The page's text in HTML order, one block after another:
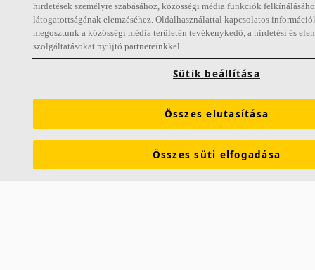
Hivatkozások
Inspiráció és tudásanyag
Funkcionális igények Színek és felületek E-eszközök
Jogi információk Brosúrák letöltése
hirdetések személyre szabásához, közösségi média funkciók
látogatottságának elemzéséhez. Oldalhasználattal kapcsolatos
megosztunk a közösségi média területén tevékenykedő, a hirdetési és
szolgáltatásokat nyújtó partnereinkkel.
Sütik beállítása
Összes elutasítása
Összes süti elfogadása